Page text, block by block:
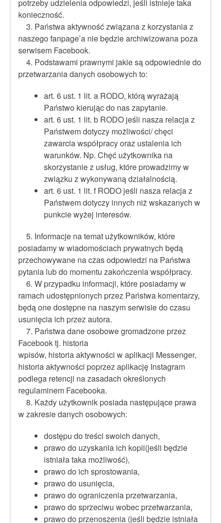
potrzeby udzielenia odpowiedzi, jeśli istnieje taka
konieczność.
3. Państwa aktywność związana z korzystania z
naszego fanpage’a nie będzie archiwizowana poza
serwisem Facebook.
4. Podstawami prawnymi jakie są odpowiednie do
przetwarzania danych osobowych to:
art. 6 ust. 1 lit. a RODO, którą wyrażają
Państwo kierując do nas zapytanie.
art. 6 ust. 1 lit. b RODO jeśli nasza relacja z
Państwem dotyczy możliwości/ chęci
zawarcia współpracy oraz ustalenia ich
warunków. Np. Chęć użytkownika na
skorzystanie z usług, które prowadzimy w
związku z wykonywaną działalnością.
art. 6 ust. 1 lit. f RODO jeśli nasza relacja z
Państwem dotyczy innych niż wskazanych w
punkcie wyżej interesów.
5. Informacje na temat użytkowników, które
posiadamy w wiadomościach prywatnych będą
przechowywane na czas odpowiedzi na Państwa
pytania lub do momentu zakończenia współpracy.
6. W przypadku informacji, które posiadamy w
ramach udostępnionych przez Państwa komentarzy,
będą one dostępne na naszym serwisie do czasu
usunięcia ich przez autora.
7. Państwa dane osobowe gromadzone przez
Facebook tj. historia
wpisów, historia aktywności w aplikacji Messenger,
historia aktywności poprzez aplikację Instagram
podlega retencji na zasadach określonych
regulaminem Facebooka.
8. Każdy użytkownik posiada następujące prawa
w zakresie danych osobowych:
dostępu do treści swoich danych,
prawo do uzyskania ich kopii(jeśli będzie
istniała taka możliwość),
prawo do ich sprostowania,
prawo do usunięcia,
prawo do ograniczenia przetwarzania,
prawo do sprzeciwu wobec przetwarzania,
prawo do przenoszenia (jeśli będzie istniała